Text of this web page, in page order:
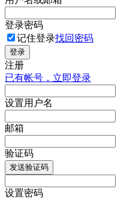
登录密码
记住登录找回密码
登录
注册
已有帐号，立即登录
设置用户名
邮箱
验证码
发送验证码
设置密码